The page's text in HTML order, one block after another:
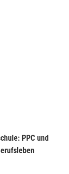
PPC und